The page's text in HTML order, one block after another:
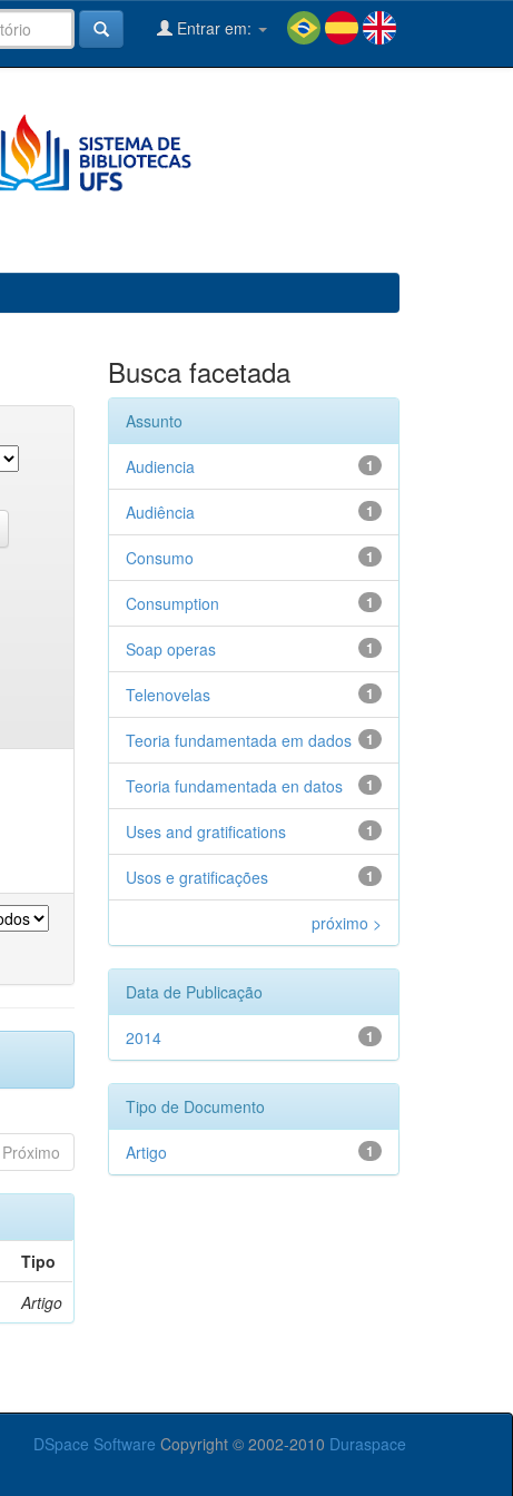
Entrar em:
Próximo
Tipo
Artigo
Busca facetada
Assunto
1
Audiencia
1
Audiência
1
Consumo
1
Consumption
1
Soap operas
1
Telenovelas
1
Teoria fundamentada em dados
1
Teoria fundamentada en datos
1
Uses and gratifications
1
Usos e gratificações
próximo >
Data de Publicação
1
2014
Tipo de Documento
1
Artigo
DSpace Software Copyright © 2002-2010 Duraspace